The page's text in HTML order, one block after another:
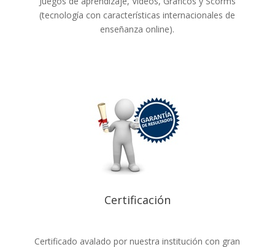
(tecnología con características internacionales de
enseñanza online).
Certificación
Certificado avalado por nuestra institución con gran